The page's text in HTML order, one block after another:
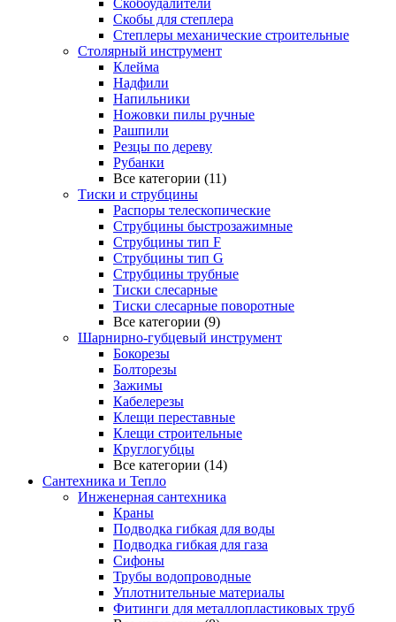
Скобоудалители
Скобы для степлера
Степлеры механические строительные
Столярный инструмент
Клейма
Надфили
Напильники
Ножовки пилы ручные
Рашпили
Резцы по дереву
Рубанки
Все категории (11)
Тиски и струбцины
Распоры телескопические
Струбцины быстрозажимные
Струбцины тип F
Струбцины тип G
Струбцины трубные
Тиски слесарные
Тиски слесарные поворотные
Все категории (9)
Шарнирно-губцевый инструмент
Бокорезы
Болторезы
Зажимы
Кабелерезы
Клещи переставные
Клещи строительные
Круглогубцы
Все категории (14)
Сантехника и Тепло
Инженерная сантехника
Краны
Подводка гибкая для воды
Подводка гибкая для газа
Сифоны
Трубы водопроводные
Уплотнительные материалы
Фитинги для металлопластиковых труб